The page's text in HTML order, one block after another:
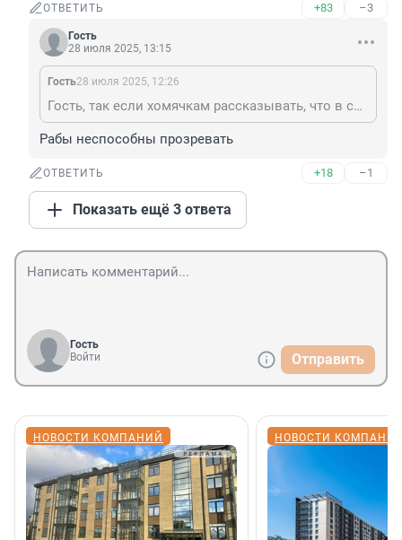
ОТВЕТИТЬ +83 –3
Гость
28 июля 2025, 13:15
Гость28 июля 2025, 12:26
Гость, так если хомячкам рассказывать, что в своей стране происходит, то они могут начать прозревать, а это опасно
Рабы неспособны прозревать
ОТВЕТИТЬ +18 –1
Показать ещё 3 ответа
Гость
Войти
Отправить
НОВОСТИ КОМПАНИЙ НОВОСТИ